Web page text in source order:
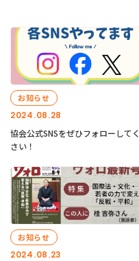
2024.08.28
お知らせ
協会公式SNSをぜひフォローして
さい！
2024.08.23
お知らせ